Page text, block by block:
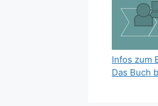
Infos zum
Das Buch